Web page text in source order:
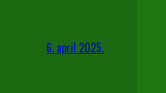
6. april 2025.